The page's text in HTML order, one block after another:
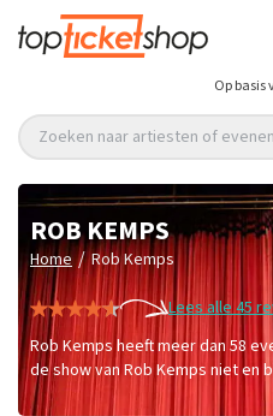
Op basis
Zoeken naar artiesten of
ROB KEMPS
Home / Rob Kemps
Lees alle 45
Rob Kemps heeft meer dan 58
de show van Rob Kemps niet en